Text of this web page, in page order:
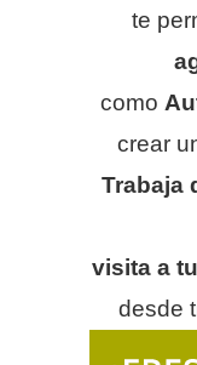
te
como
crear
Trabaja
visita a
desde